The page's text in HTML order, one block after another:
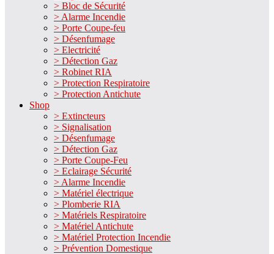
> Bloc de Sécurité
> Alarme Incendie
> Porte Coupe-feu
> Désenfumage
> Electricité
> Détection Gaz
> Robinet RIA
> Protection Respiratoire
> Protection Antichute
Shop
> Extincteurs
> Signalisation
> Désenfumage
> Détection Gaz
> Porte Coupe-Feu
> Eclairage Sécurité
> Alarme Incendie
> Matériel électrique
> Plomberie RIA
> Matériels Respiratoire
> Matériel Antichute
> Matériel Protection Incendie
> Prévention Domestique